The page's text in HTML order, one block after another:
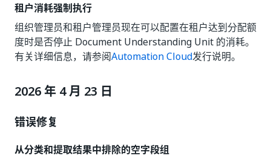
租户消耗强制执行
组织管理员和租户管理员现在可以配置在租户达到分配额
度时是否停止 Document Understanding Unit 的消耗。
有关详细信息，请参阅Automation Cloud发行说明。
2026 年 4 月 23 日
错误修复
从分类和提取结果中排除的空字段组